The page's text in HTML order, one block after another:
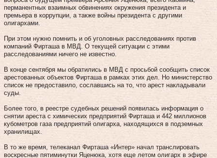
перманентных взаимных обвинениях окружения президента и
премьера в коррупции, а также войны президента с другими
олигархами.
При этом нужно помнить и об уголовных расследованиях против
компаний Фирташа в МВД. О текущей ситуации с этими
расследованиями ничего не известно.
В конце сентября мы обратились в МВД с просьбой сообщить список
арестованных объектов Фирташа в рамках этих дел. Но министерство
список не предоставило, сославшись на то, что арест накладывали
суды.
Более того, в реестре судебных решений появилась информация о
снятии ареста с химических предприятий Фирташа и 442 миллионов
кубометров газа предприятий олигарха, находящихся в подземных
хранилищах.
В то же время, телеканал Фирташа «Интер» начал транслировать
воскресные пятиминутки Яценюка, хотя еще летом олигарх в эфире